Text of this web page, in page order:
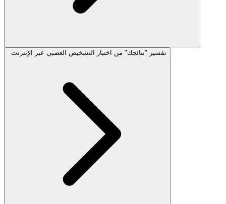
تفسير "نتائجك" من اختبار التشخيص العصبي عبر الإنترنت